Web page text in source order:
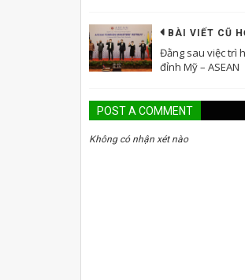
BÀI VIẾT CŨ
Đằng sau việc trì
đỉnh Mỹ – ASEAN
POST A COMMENT
Không có nhận xét nào